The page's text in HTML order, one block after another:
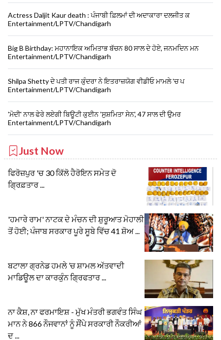
Actress Daljit Kaur death : ਪੰਜਾਬੀ ਫ਼ਿਲਮਾਂ ਦੀ ਅਦਾਕਾਰਾ ਦਲਜੀਤ ਕ
Entertainment/LPTV/Chandigarh
Big B Birthday: ਮਹਾਨਾਇਕ ਅਮਿਤਾਭ ਬੱਚਨ 80 ਸਾਲ ਦੇ ਹੋਏ, ਜਨਮਦਿਨ ਮਨ
Entertainment/LPTV/Chandigarh
Shilpa Shetty ਦੇ ਪਤੀ ਰਾਜ ਕੁੰਦਰਾ ਨੇ ਇਤਰਾਜ਼ਯੋਗ ਵੀਡੀਓ ਮਾਮਲੇ 'ਚ ਪ
Entertainment/LPTV/Chandigarh
'ਮੋਦੀ' ਨਾਲ ਫੇਰੇ ਲਏਗੀ ਬਿਊਟੀ ਕੁਈਨ 'ਸੁਸ਼ਮਿਤਾ ਸੇਨ', 47 ਸਾਲ ਦੀ ਉਮਰ
Entertainment/LPTV/Chandigarh
Just Now
ਫਿਰੋਜ਼ਪੁਰ 'ਚ 30 ਕਿੱਲੋ ਹੈਰੋਇਨ ਸਮੇਤ ਦੋ
ਗ੍ਰਿਫ਼ਤਾਰ ...
'ਹਮਾਰੇ ਰਾਮ' ਨਾਟਕ ਦੇ ਮੰਚਨ ਦੀ ਸ਼ੁਰੂਆਤ ਮੋਹਾਲੀ
ਤੋਂ ਹੋਈ; ਪੰਜਾਬ ਸਰਕਾਰ ਪੂਰੇ ਸੂਬੇ ਵਿੱਚ 41 ਸ਼ੋਅ ...
ਬਟਾਲਾ ਗ੍ਰਨੇਡ ਹਮਲੇ ’ਚ ਸ਼ਾਮਲ ਅੱਤਵਾਦੀ
ਮਾਡਿਊਲ ਦਾ ਕਾਰਕੁੰਨ ਗ੍ਰਿਫਤਾਰ ...
ਨਾ ਕੈਸ਼, ਨਾ ਫਰਮਾਇਸ਼ - ਮੁੱਖ ਮੰਤਰੀ ਭਗਵੰਤ ਸਿੰਘ
ਮਾਨ ਨੇ 866 ਨੌਜਵਾਨਾਂ ਨੂੰ ਸੌਂਪੇ ਸਰਕਾਰੀ ਨੌਕਰੀਆਂ
ਦ ...